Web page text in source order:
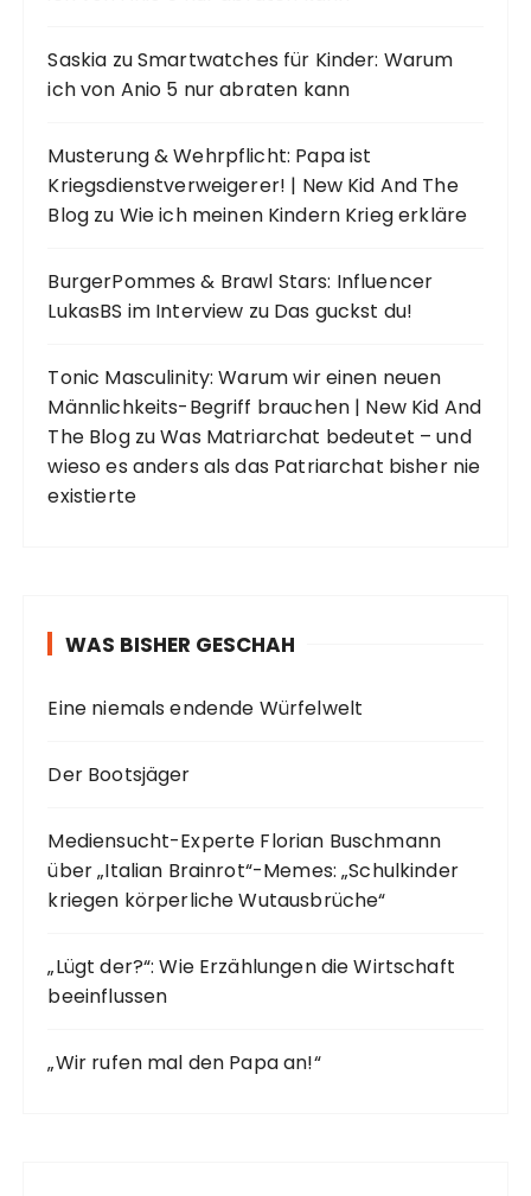
Saskia zuSmartwatches für Kinder: Warum
ich von Anio 5 nur abraten kann
Musterung & Wehrpflicht: Papa ist
Kriegsdienstverweigerer! | New Kid And The
Blog zu Wie ich meinen Kindern Krieg erkläre
BurgerPommes & Brawl Stars: Influencer
LukasBS im Interview zu Das guckst du!
Tonic Masculinity: Warum wir einen neuen
Männlichkeits-Begriff brauchen | New Kid And
The BlogzuWas Matriarchat bedeutet – und
wieso es anders als das Patriarchat bisher nie
existierte
WAS BISHER GESCHAH
Eine niemals endende Würfelwelt
Der Bootsjäger
Mediensucht-Experte Florian Buschmann
über „Italian Brainrot“-Memes: „Schulkinder
kriegen körperliche Wutausbrüche“
„Lügt der?“: Wie Erzählungen die Wirtschaft
beeinflussen
„Wir rufen mal den Papa an!“